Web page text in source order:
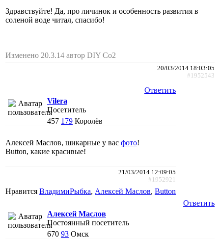
Здравствуйте! Да, про личинок и особенность развития в
соленой воде читал, спасибо!
Изменено 20.3.14 автор DIY Co2
20/03/2014 18:03:05
#1952543
Ответить
Vilera
Посетитель
457 179 Королёв
Алексей Маслов, шикарные у вас фото!
Button, какие красивые!
21/03/2014 12:09:05
#1952921
Нравится ВладимиРыбка, Алексей Маслов, Button
Ответить
Алексей Маслов
Постоянный посетитель
670 93 Омск